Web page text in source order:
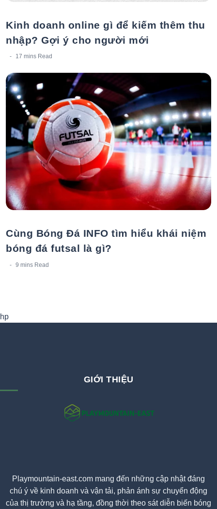
Kinh doanh online gì để kiếm thêm thu
nhập? Gợi ý cho người mới
17 mins Read
Cùng Bóng Đá INFO tìm hiểu khái niệm
bóng đá futsal là gì?
9 mins Read
hp
GIỚI THIỆU
Playmountain-east.com mang đến những cập nhật đáng
chú ý về kinh doanh và vận tải, phản ánh sự chuyển động
của thị trường và hạ tầng, đồng thời theo sát diễn biến bóng